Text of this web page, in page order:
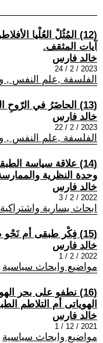
(12) المُثُلْ العُلْيا
آيات المثقف.
خالد فارس
2023 / 2 / 24
الفلسفة ,علم النفس ,
(13) الحاضَرُ في الرّوحِ العاقِلَة -الجَدَلْ الهيجلي
خالد فارس
2023 / 2 / 22
الفلسفة ,علم النفس ,
وحدة النظرية
خالد فارس
2022 / 2 / 3
ابحاث يسارية
(15) فِكْر طبقى أم نَحْو طبقى
خالد فارس
2022 / 2 / 1
مواضيع وابحاث سياسية
(16) نطفو على بحر
الهوياتى أم التلاطم
خالد فارس
2021 / 12 / 1
مواضيع وابحاث سياسية